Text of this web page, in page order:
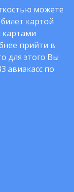
можете
картой
картами
прийти в
для этого Вы
авиакасс по